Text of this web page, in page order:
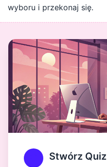
wyboru i przekonaj się.
Stwórz Quiz